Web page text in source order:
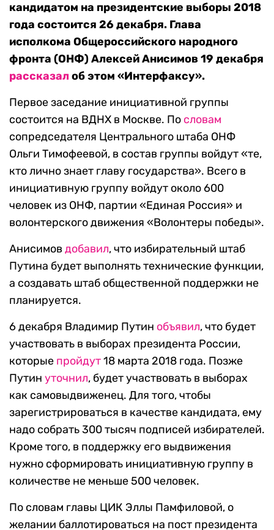
кандидатом на президентские выборы 2018
года состоится 26 декабря. Глава
исполкома Общероссийского народного
фронта (ОНФ) Алексей Анисимов 19 декабря
рассказалоб этом «Интерфаксу».
Первое заседание инициативной группы
состоится на ВДНХ в Москве. По словам
сопредседателя Центрального штаба ОНФ
Ольги Тимофеевой, в состав группы войдут «те,
кто лично знает главу государства». Всего в
инициативную группу войдут около 600
человек из ОНФ, партии «Единая Россия» и
волонтерского движения «Волонтеры победы».
Анисимов добавил, что избирательный штаб
Путина будет выполнять технические функции,
а создавать штаб общественной поддержки не
планируется.
6 декабря Владимир Путин объявил, что будет
участвовать в выборах президента России,
которые пройдут18 марта 2018 года. Позже
Путин уточнил, будет участвовать в выборах
как самовыдвиженец. Для того, чтобы
зарегистрироваться в качестве кандидата, ему
надо собрать 300 тысяч подписей избирателей.
Кроме того, в поддержку его выдвижения
нужно сформировать инициативную группу в
количестве не меньше 500 человек.
По словам главы ЦИК Эллы Памфиловой, о
желании баллотироваться на пост президента